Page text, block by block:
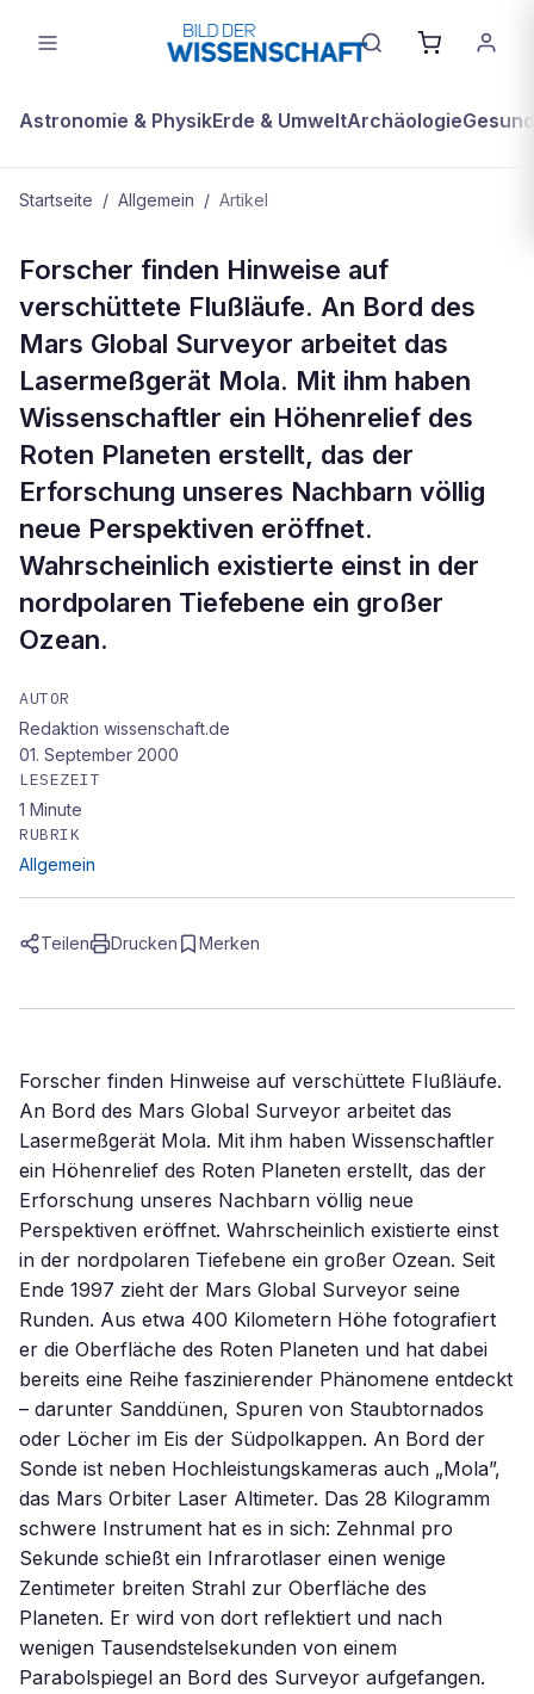
Astronomie & PhysikErde & UmweltArchäologie
Startseite / Allgemein / Artikel
Der vermessene Mars
Forscher finden Hinweise auf
verschüttete Flußläufe. An Bord des
Mars Global Surveyor arbeitet das
Lasermeßgerät Mola. Mit ihm haben
Wissenschaftler ein Höhenrelief des
Roten Planeten erstellt, das der
Erforschung unseres Nachbarn völlig
neue Perspektiven eröffnet.
Wahrscheinlich existierte einst in der
nordpolaren Tiefebene ein großer
Ozean.
AUTOR
Redaktion wissenschaft.de
01. September 2000
LESEZEIT
1 Minute
RUBRIK
Allgemein
Teilen Drucken Merken
Forscher finden Hinweise auf verschüttete Flußläufe.
An Bord des Mars Global Surveyor arbeitet das
Lasermeßgerät Mola. Mit ihm haben Wissenschaftler
ein Höhenrelief des Roten Planeten erstellt, das der
Erforschung unseres Nachbarn völlig neue
Perspektiven eröffnet. Wahrscheinlich existierte einst
in der nordpolaren Tiefebene ein großer Ozean. Seit
Ende 1997 zieht der Mars Global Surveyor seine
Runden. Aus etwa 400 Kilometern Höhe fotografiert
er die Oberfläche des Roten Planeten und hat dabei
bereits eine Reihe faszinierender Phänomene entdeckt
– darunter Sanddünen, Spuren von Staubtornados
oder Löcher im Eis der Südpolkappen. An Bord der
Sonde ist neben Hochleistungskameras auch „Mola”,
das Mars Orbiter Laser Altimeter. Das 28 Kilogramm
schwere Instrument hat es in sich: Zehnmal pro
Sekunde schießt ein Infrarotlaser einen wenige
Zentimeter breiten Strahl zur Oberfläche des
Planeten. Er wird von dort reflektiert und nach
wenigen Tausendstelsekunden von einem
Parabolspiegel an Bord des Surveyor aufgefangen.